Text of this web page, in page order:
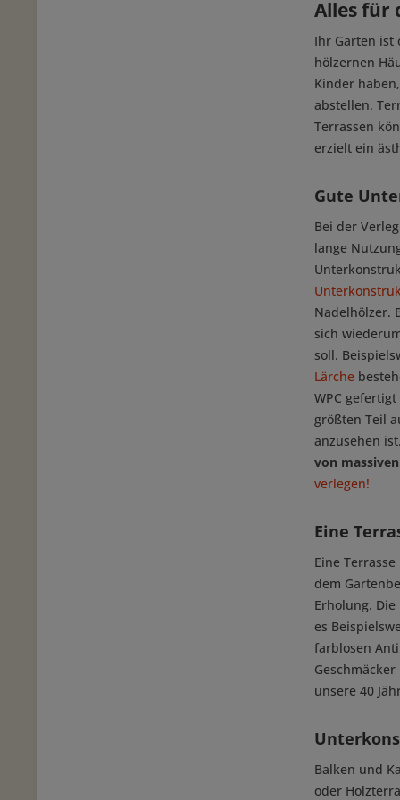
Alles für
Ihr Garten ist
hölzernen
Kinder
abstellen.
Terrassen
erzielt ein
Gute
Bei der
lange
Nadelhölzer.
sich
soll.
Lärche
WPC
größten Teil
anzusehen
von
verlegen!
Eine
Eine
dem
Erholung.
es
farblosen
unsere 40
Balken und
oder